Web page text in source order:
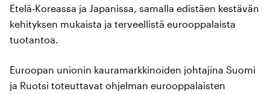
Etelä-Koreassa ja Japanissa, samalla edistäen kestävän
kehityksen mukaista ja terveellistä eurooppalaista
tuotantoa.
Euroopan unionin kauramarkkinoiden johtajina Suomi
ja Ruotsi toteuttavat ohjelman eurooppalaisten